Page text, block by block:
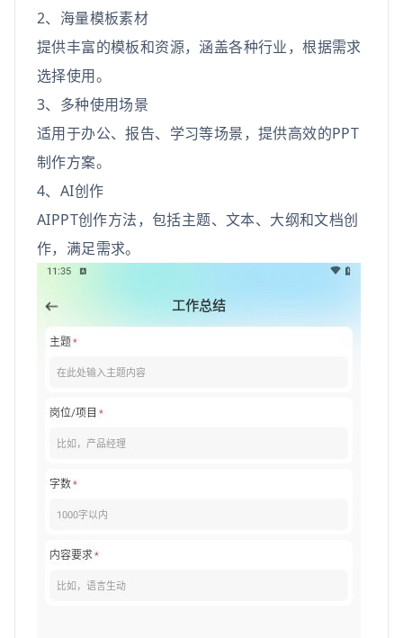
2、海量模板素材
提供丰富的模板和资源，涵盖各种行业，根据需求
选择使用。
3、多种使用场景
适用于办公、报告、学习等场景，提供高效的PPT
制作方案。
4、AI创作
AIPPT创作方法，包括主题、文本、大纲和文档创
作，满足需求。